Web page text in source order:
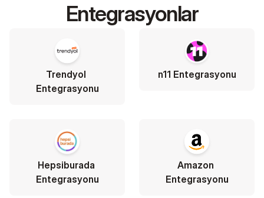
Entegrasyonlar
Trendyol
Entegrasyonu
n11 Entegrasyonu
Hepsiburada
Entegrasyonu
Amazon
Entegrasyonu